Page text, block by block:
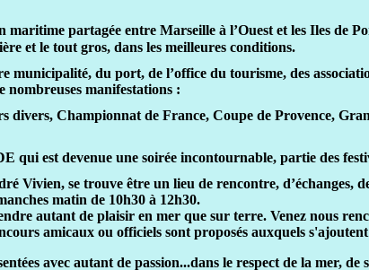
partagée entre Marseille à l’Ouest et les Iles de
et le tout gros, dans les meilleures conditions.
du port, de l’office du tourisme, des
nombreuses manifestations :
divers, Championnat de France, Coupe de Provence,
qui est devenue une soirée incontournable, partie des
Vivien, se trouve être un lieu de rencontre, d’échanges,
matin de 10h30 à 12h30.
autant de plaisir en mer que sur terre. Venez nous
amicaux ou officiels sont proposés auxquels
avec autant de passion...dans le respect de la mer, de